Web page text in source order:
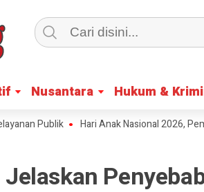
Nusantara Hukum &
Nusantara Hukum &
Publik Hari Anak Nasional 2026, Pemkab
Jelaskan